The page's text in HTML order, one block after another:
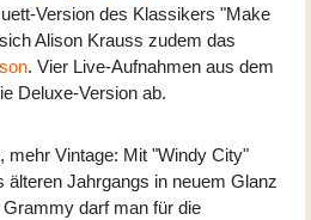
Version des Klassikers "Make
Alison Krauss zudem das
. Vier Live-Aufnahmen aus dem
Deluxe-Version ab.
mehr Vintage: Mit "Windy City"
älteren Jahrgangs in neuem Glanz
darf man für die